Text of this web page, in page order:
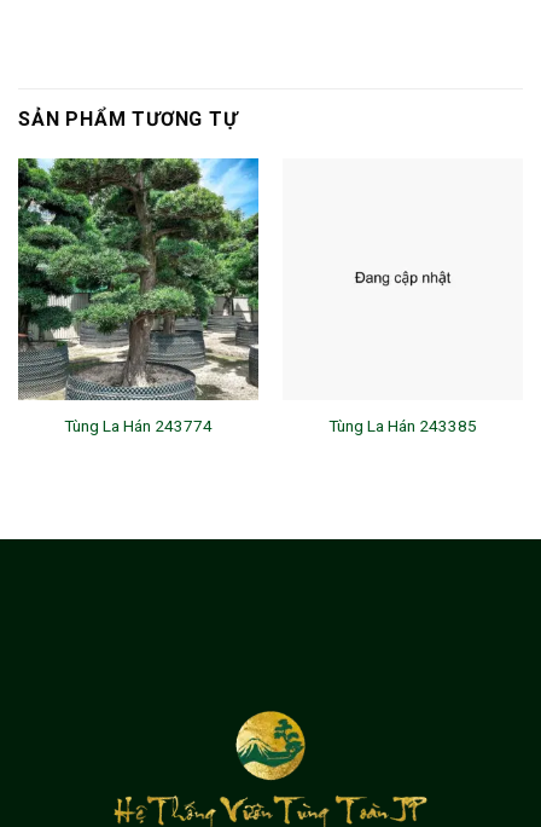
SẢN PHẨM TƯƠNG TỰ
Tùng La Hán 243774 Tùng La Hán 243385